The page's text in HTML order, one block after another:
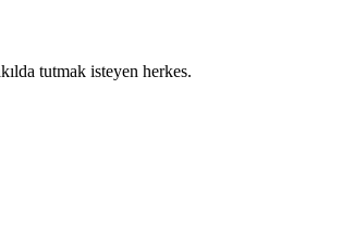
tutmak isteyen herkes.